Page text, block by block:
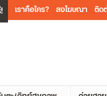
เราคือใคร? ลงโฆษณา ติด